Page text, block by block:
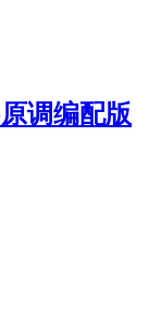
调编配版